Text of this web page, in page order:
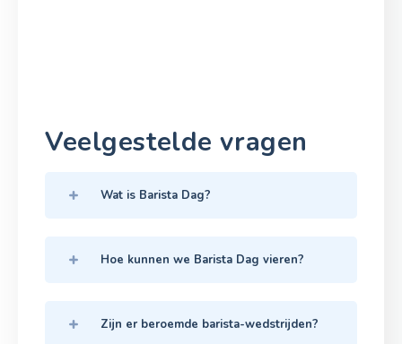
Veelgestelde vragen
Wat is Barista Dag?
Hoe kunnen we Barista Dag vieren?
Zijn er beroemde barista-wedstrijden?